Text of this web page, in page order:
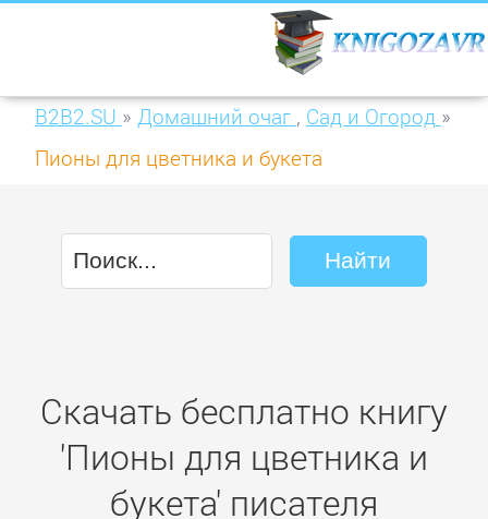
B2B2.SU » Домашний очаг , Сад и Огород »
Пионы для цветника и букета
Скачать бесплатно книгу
'Пионы для цветника и
букета' писателя